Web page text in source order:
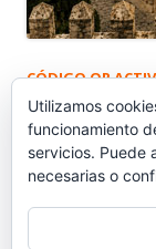
CÓDIGO QR
Utilizamos
funcionamiento
servicios. Puede
necesarias o